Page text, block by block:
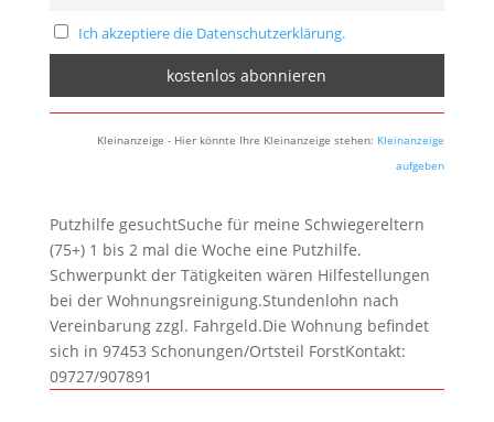
Ich akzeptiere die Datenschutzerklärung.
Kleinanzeige - Hier könnte Ihre Kleinanzeige stehen: Kleinanzeige
aufgeben
Putzhilfe gesuchtSuche für meine Schwiegereltern
(75+) 1 bis 2 mal die Woche eine Putzhilfe.
Schwerpunkt der Tätigkeiten wären Hilfestellungen
bei der Wohnungsreinigung.Stundenlohn nach
Vereinbarung zzgl. Fahrgeld.Die Wohnung befindet
sich in 97453 Schonungen/Ortsteil ForstKontakt:
09727/907891